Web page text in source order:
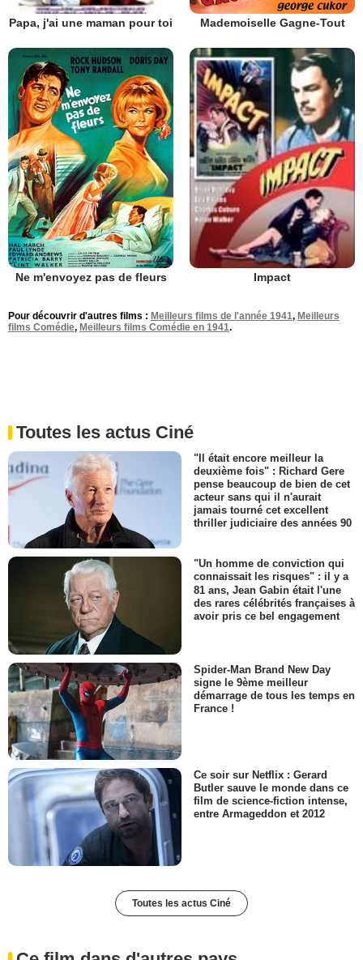
Papa, j'ai une maman pour toi Mademoiselle Gagne-Tout
Ne m'envoyez pas de fleurs Impact
Pour découvrir d'autres films : Meilleurs films de l'année 1941, Meilleurs
films Comédie, Meilleurs films Comédie en 1941.
Toutes les actus Ciné
"Il était encore meilleur la
deuxième fois" : Richard Gere
pense beaucoup de bien de cet
acteur sans qui il n'aurait
jamais tourné cet excellent
thriller judiciaire des années 90
"Un homme de conviction qui
connaissait les risques" : il y a
81 ans, Jean Gabin était l'une
des rares célébrités françaises à
avoir pris ce bel engagement
Spider-Man Brand New Day
signe le 9ème meilleur
démarrage de tous les temps en
France !
Ce soir sur Netflix : Gerard
Butler sauve le monde dans ce
film de science-fiction intense,
entre Armageddon et 2012
Toutes les actus Ciné